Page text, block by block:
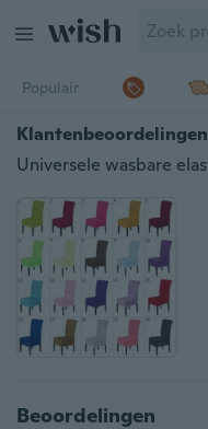
Populair
Klantenbeoordelingen
Beoordelingen